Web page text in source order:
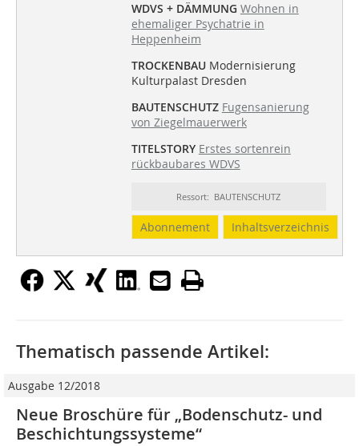
WDVS + DÄMMUNG Wohnen in
ehemaliger Psychatrie in
Heppenheim
TROCKENBAUModernisierung
Kulturpalast Dresden
BAUTENSCHUTZ Fugensanierung
von Ziegelmauerwerk
TITELSTORY Erstes sortenrein
rückbaubares WDVS
Ressort: BAUTENSCHUTZ
Abonnement Inhaltsverzeichnis
Thematisch passende Artikel:
Ausgabe 12/2018
Neue Broschüre für „Bodenschutz- und
Beschichtungssysteme“